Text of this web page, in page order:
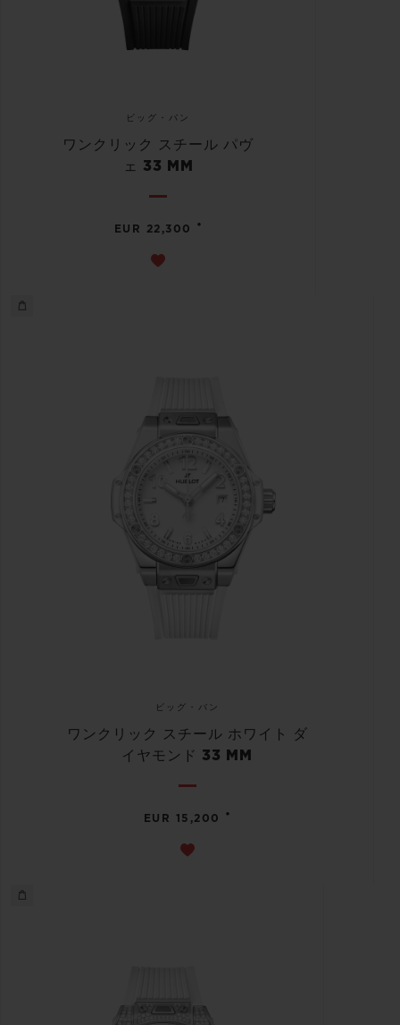
ビッグ・バン
ワンクリック スチール パヴ
ェ 33 MM
EUR 22,300 •
ビッグ・バン
ワンクリック スチール ホワイト ダ
イヤモンド 33 MM
EUR 15,200 •